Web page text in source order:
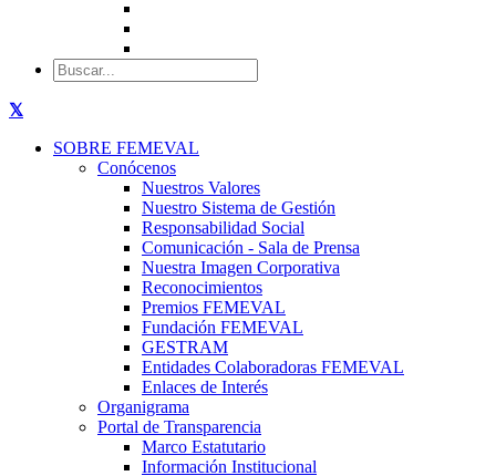
SOBRE FEMEVAL
Conócenos
Nuestros Valores
Nuestro Sistema de Gestión
Responsabilidad Social
Comunicación - Sala de Prensa
Nuestra Imagen Corporativa
Reconocimientos
Premios FEMEVAL
Fundación FEMEVAL
GESTRAM
Entidades Colaboradoras FEMEVAL
Enlaces de Interés
Organigrama
Portal de Transparencia
Marco Estatutario
Información Institucional